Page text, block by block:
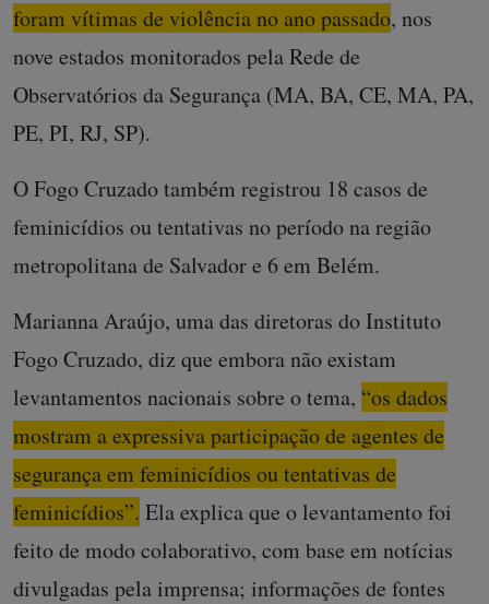
foram vítimas de violência no ano passado, nos
nove estados monitorados pela Rede de
Observatórios da Segurança (MA, BA, CE, MA, PA,
PE, PI, RJ, SP).
O Fogo Cruzado também registrou 18 casos de
feminicídios ou tentativas no período na região
metropolitana de Salvador e 6 em Belém.
Marianna Araújo, uma das diretoras do Instituto
Fogo Cruzado, diz que embora não existam
levantamentos nacionais sobre o tema, “os dados
mostram a expressiva participação de agentes de
segurança em feminicídios ou tentativas de
feminicídios”. Ela explica que o levantamento foi
feito de modo colaborativo, com base em notícias
divulgadas pela imprensa; informações de fontes